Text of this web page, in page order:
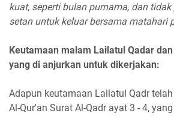
kuat, seperti bulan purnama, dan
setan untuk keluar bersama matahari
Keutamaan malam Lailatul Qadar
yang di anjurkan untuk dikerjakan:
Adapun keutamaan Lailatul Qadr
Al-Qur'an Surat Al-Qadr ayat 3 - 4,